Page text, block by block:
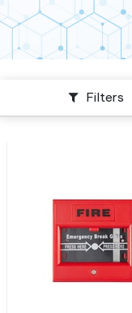
Filters